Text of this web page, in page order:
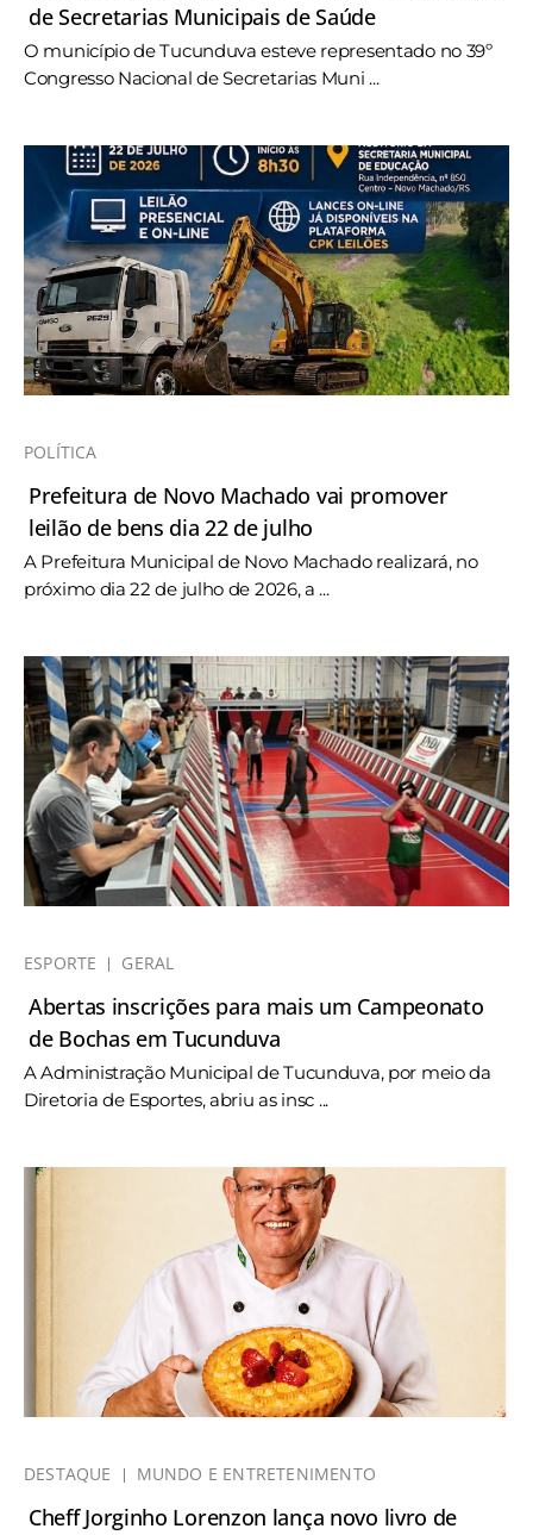
de Secretarias Municipais de Saúde
O município de Tucunduva esteve representado no 39º
Congresso Nacional de Secretarias Muni ...
POLÍTICA
Prefeitura de Novo Machado vai promover
leilão de bens dia 22 de julho
A Prefeitura Municipal de Novo Machado realizará, no
próximo dia 22 de julho de 2026, a ...
ESPORTE GERAL
Abertas inscrições para mais um Campeonato
de Bochas em Tucunduva
A Administração Municipal de Tucunduva, por meio da
Diretoria de Esportes, abriu as insc ...
DESTAQUE MUNDO E ENTRETENIMENTO
Cheff Jorginho Lorenzon lança novo livro de